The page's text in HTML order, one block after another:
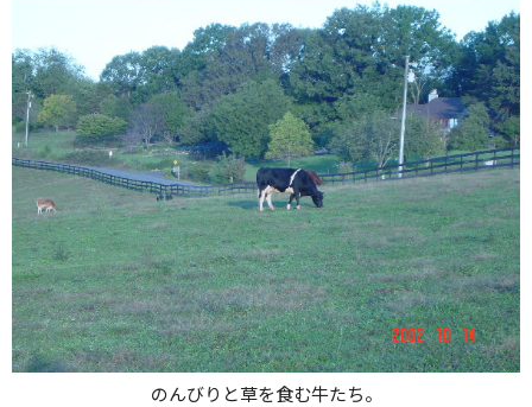
のんびりと草を食む牛たち。